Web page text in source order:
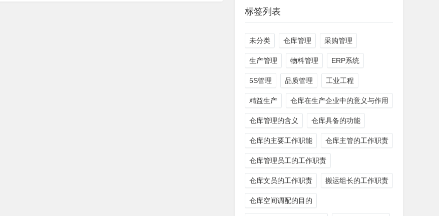
标签列表
未分类 仓库管理 采购管理
生产管理 物料管理 ERP系统
5S管理 品质管理 工业工程
精益生产 仓库在生产企业中的意义与作用
仓库管理的含义 仓库具备的功能
仓库的主要工作职能 仓库主管的工作职责
仓库管理员工的工作职责
仓库文员的工作职责 搬运组长的工作职责
仓库空间调配的目的